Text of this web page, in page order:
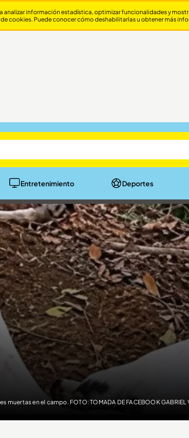
Entretenimiento Deportes
muertas en el campo. FOTO: TOMADA DE FACEBOOK GABRIEL
información estadística, optimizar funcionalidades y
cookies. Puede conocer cómo deshabilitarlas u obtener más